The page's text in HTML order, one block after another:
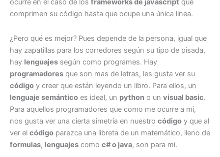
ocurre en el caso de los frameworks de javascript que
comprimen su código hasta que ocupe una única linea.
¿Pero qué es mejor? Pues depende de la persona, igual que
hay zapatillas para los corredores según su tipo de pisada,
hay lenguajes según como programes. Hay
programadores que son mas de letras, les gusta ver su
código y creer que están leyendo un libro. Para ellos, un
lenguaje semántico es ideal, un python o un visual basic.
Para aquellos programadores que como me ocurre a mi,
nos gusta ver una cierta simetría en nuestro código y que al
ver el código parezca una libreta de un matemático, lleno de
formulas, lenguajes como c# o java, son para mi.